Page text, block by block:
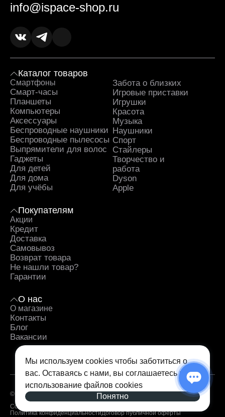
Мы используем cookies чтобы заботиться о
вас. Оставаясь с нами, вы соглашаетесь на
использование файлов cookies
Понятно
info@ispace-shop.ru
Каталог товаров
Смартфоны
Смарт-часы
Планшеты
Компьютеры
Аксессуары
Беспроводные наушники
Беспроводные пылесосы
Выпрямители для волос
Гаджеты
Для детей
Для дома
Для учёбы
Забота о близких
Игровые приставки
Игрушки
Красота
Музыка
Наушники
Спорт
Стайлеры
Творчество и
работа
Dyson
Apple
Покупателям
Акции
Кредит
Доставка
Самовывоз
Возврат товара
Не нашли товар?
Гарантии
О нас
О магазине
Контакты
Блог
Вакансии
© 2026 — iSpace. Все права защищены.
Согласие на обработку персональных данных
Политика конфиденциальностиДоговор публичной оферты